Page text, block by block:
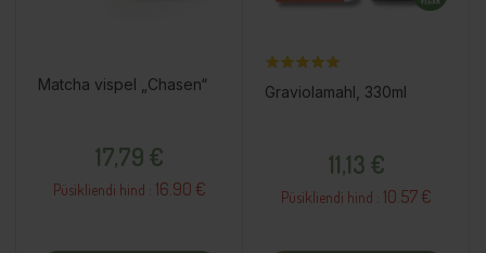
Matcha vispel „Chasen“
17,79 €
Püsikliendi hind : 16.90 €
Graviolamahl, 330ml
11,13 €
Püsikliendi hind : 10.57 €